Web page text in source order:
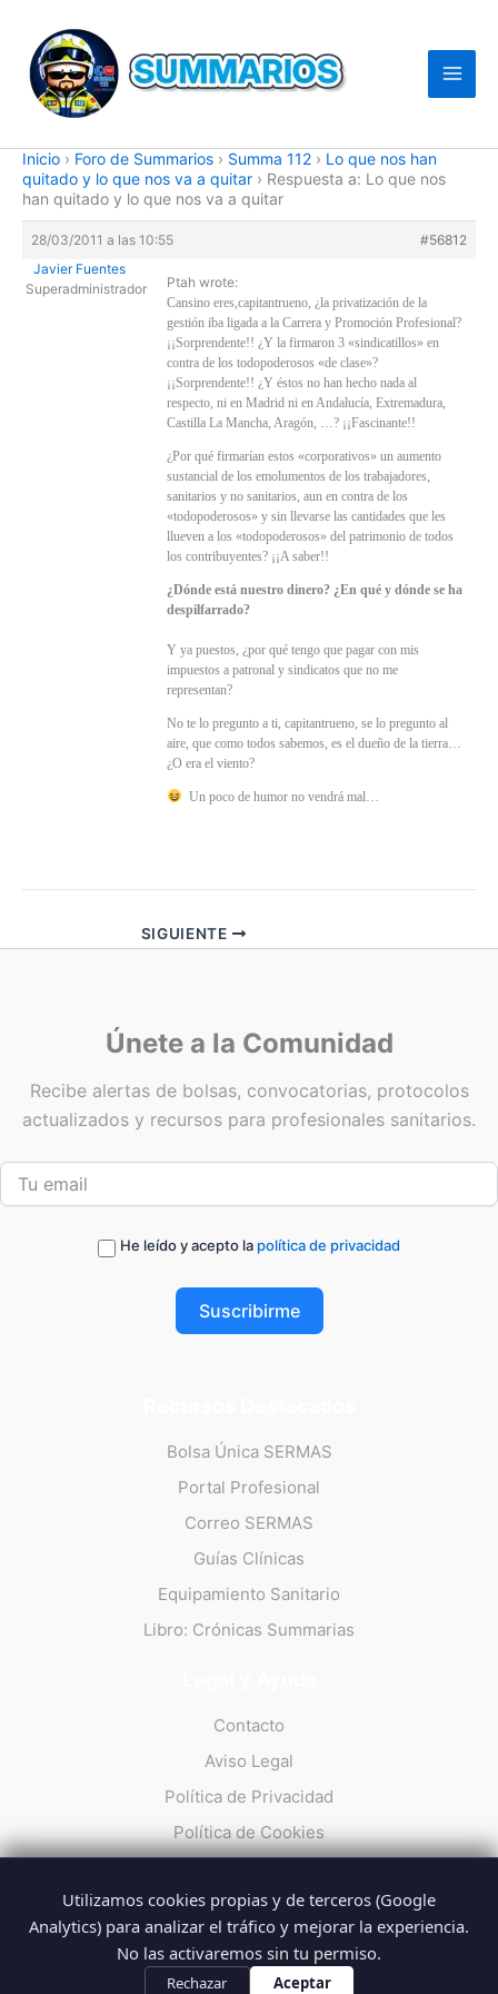
contenido
Inicio › Foro de Summarios › Summa 112 › Lo que nos han
quitado y lo que nos va a quitar › Respuesta a: Lo que nos
han quitado y lo que nos va a quitar
28/03/2011 a las 10:55
#56812
Javier Fuentes
Superadministrador
Ptah wrote:
Cansino eres,capitantrueno, ¿la privatización de la
gestión iba ligada a la Carrera y Promoción Profesional?
¡¡Sorprendente!! ¿Y la firmaron 3 «sindicatillos» en
contra de los todopoderosos «de clase»?
¡¡Sorprendente!! ¿Y éstos no han hecho nada al
respecto, ni en Madrid ni en Andalucía, Extremadura,
Castilla La Mancha, Aragón, …? ¡¡Fascinante!!
¿Por qué firmarían estos «corporativos» un aumento
sustancial de los emolumentos de los trabajadores,
sanitarios y no sanitarios, aun en contra de los
«todopoderosos» y sin llevarse las cantidades que les
llueven a los «todopoderosos» del patrimonio de todos
los contribuyentes? ¡¡A saber!!
¿Dónde está nuestro dinero? ¿En qué y dónde se ha
despilfarrado?
Y ya puestos, ¿por qué tengo que pagar con mis
impuestos a patronal y sindicatos que no me
representan?
No te lo pregunto a ti, capitantrueno, se lo pregunto al
aire, que como todos sabemos, es el dueño de la tierra…
¿O era el viento?
Un poco de humor no vendrá mal…
SIGUIENTE
Únete a la Comunidad
Recibe alertas de bolsas, convocatorias, protocolos
actualizados y recursos para profesionales sanitarios.
He leído y acepto la política de privacidad
Suscribirme
Bolsa Única SERMAS
Portal Profesional
Correo SERMAS
Guías Clínicas
Equipamiento Sanitario
Libro: Crónicas Summarias
Contacto
Aviso Legal
Política de Privacidad
Política de Cookies
© 2026 Summarios · La web no oficial de los profesionales del
SUMMA 112
Utilizamos cookies propias y de terceros (Google
Analytics) para analizar el tráfico y mejorar la experiencia.
No las activaremos sin tu permiso.
Rechazar Aceptar